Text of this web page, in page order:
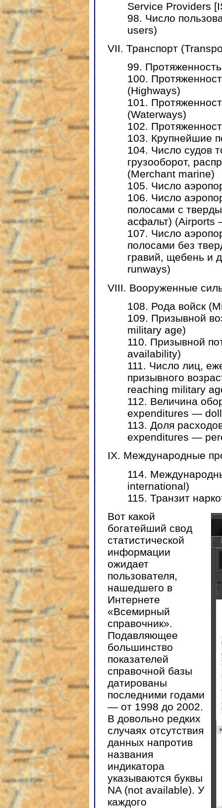
Service Providers
98. Число
users)
VII. Транспорт
99.
100.
(Highways)
101.
(Waterways)
102.
103. Крупнейшие
104. Число судов
грузооборот,
(Merchant marine)
105. Число
106. Число
полосами с
асфальт) (Airports
107. Число
полосами без
гравий, щебень и
runways)
VIII. Вооруженные
108. Рода войск
109. Призывной
military age)
110. Призывной
availability)
111. Число лиц,
призывного
reaching military
112. Величина
expenditures —
113. Доля
expenditures —
IX. Международные
114.
international)
115. Транзит
Вот какой
богатейший свод
статистической
информации
ожидает
пользователя,
нашедшего в
Интернете
«Всемирный
справочник».
Подавляющее
большинство
показателей
справочной базы
датированы
последними годами
— от 1998 до 2002.
В довольно редких
случаях отсутствия
данных напротив
названия
индикатора
указываются буквы
NA (not available). У
каждого